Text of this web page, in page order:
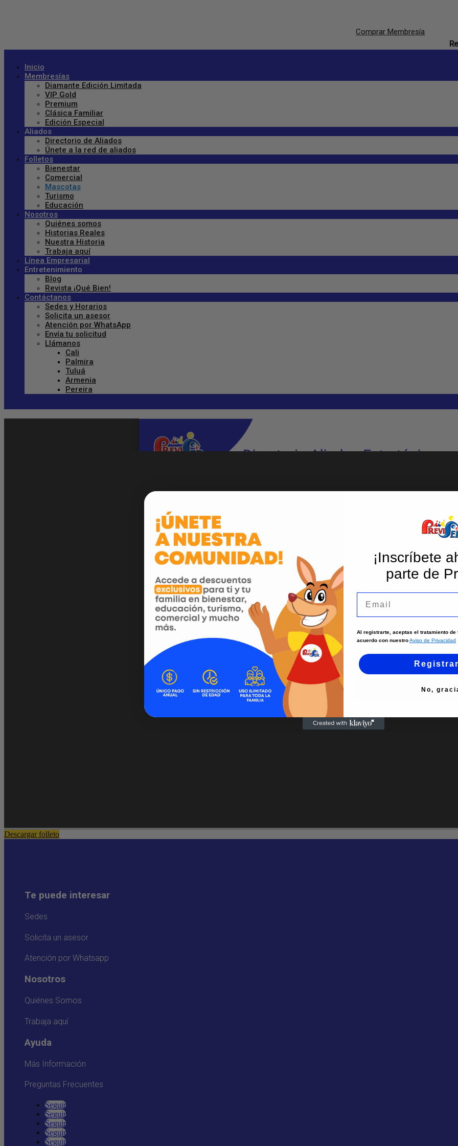
Comprar Membresía
Inicio
Membresías
Diamante Edición Limitada
VIP Gold
Premium
Clásica Familiar
Edición Especial
Aliados
Directorio de Aliados
Únete a la red de aliados
Folletos
Bienestar
Comercial
Mascotas
Turismo
Educación
Nosotros
Quiénes somos
Historias Reales
Nuestra Historia
Trabaja aquí
Línea Empresarial
Entretenimiento
Blog
Revista ¡Qué Bien!
Contáctanos
Sedes y Horarios
Solicita un asesor
Atención por WhatsApp
Envía tu solicitud
Llámanos
Cali
Palmira
Tuluá
Armenia
Pereira
Descargar folleto
Te puede interesar
Sedes
Solicita un asesor
Atención por Whatsapp
Nosotros
Quiénes Somos
Trabaja aquí
Ayuda
Más Información
Preguntas Frecuentes
Seguir
Seguir
Seguir
Seguir
Seguir
¡Inscríbete
parte de
Al registrarte, aceptas el tratamiento
acuerdo con nuestroAviso de Privacidad
No,